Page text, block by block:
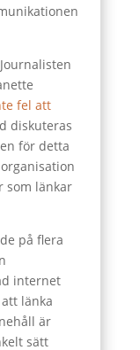
fel att
diskuteras
för detta
som länkar
på flera
internet
länka
är
sätt